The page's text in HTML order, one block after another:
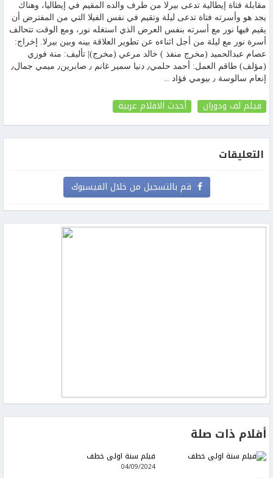
مقابلة فتاة إيطالية تدعى بيرلا من طرف والده المقيم في إيطاليا، وهناك
يجد هو وأسرته فتاة تدعى ليلة وتقيم في نفس الفيلا التي من المفترض أن
يقيم فيها نور مع أسرته بنفس العرض الذي استغله نور، ومع الوقت تتحالف
أسرة نور مع ليلة من أجل اثناءه عن تطوير العلاقة بينه وبين بيرلا. ﺇﺧﺮاﺝ:
عصام عبدالحميد (مخرج منفذ ) خالد مرعي (مخرج)| ﺗﺄﻟﻴﻒ: منة فوزي
(مؤلف) طاقم العمل: أحمد حلمي٫ دنيا سمير غانم ٫ صابرين٫ ميمي جمال٫
إنعام سالوسة ٫ بيومي فؤاد ..
فيلم لف ودوران أحدث الافلام عربية
التعليقات
قم بالتسجيل من خلال الفيسبوك
أفلام ذات صلة
فيلم سنة اولى خطف
04/09/2024